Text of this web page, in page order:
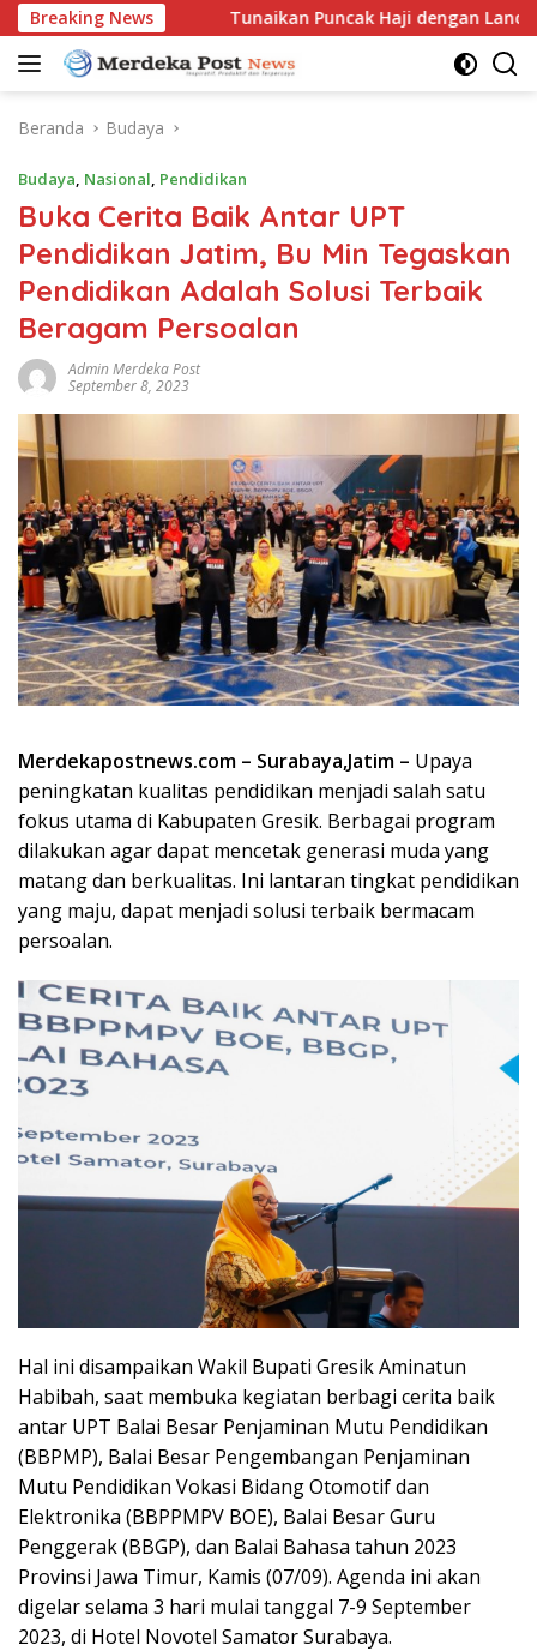
Langsung
ke
konten
Breaking NewsTunaikan Puncak Haji dengan Lancar, H. Andi
Beranda Budaya
Budaya, Nasional, Pendidikan
Buka Cerita Baik Antar UPT
Pendidikan Jatim, Bu Min Tegaskan
Pendidikan Adalah Solusi Terbaik
Beragam Persoalan
Admin Merdeka Post
September 8, 2023
Merdekapostnews.com – Surabaya,Jatim – Upaya
peningkatan kualitas pendidikan menjadi salah satu
fokus utama di Kabupaten Gresik. Berbagai program
dilakukan agar dapat mencetak generasi muda yang
matang dan berkualitas. Ini lantaran tingkat pendidikan
yang maju, dapat menjadi solusi terbaik bermacam
persoalan.
Hal ini disampaikan Wakil Bupati Gresik Aminatun
Habibah, saat membuka kegiatan berbagi cerita baik
antar UPT Balai Besar Penjaminan Mutu Pendidikan
(BBPMP), Balai Besar Pengembangan Penjaminan
Mutu Pendidikan Vokasi Bidang Otomotif dan
Elektronika (BBPPMPV BOE), Balai Besar Guru
Penggerak (BBGP), dan Balai Bahasa tahun 2023
Provinsi Jawa Timur, Kamis (07/09). Agenda ini akan
digelar selama 3 hari mulai tanggal 7-9 September
2023, di Hotel Novotel Samator Surabaya.